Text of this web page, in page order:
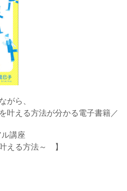
がら、
叶える方法が分かる電子書籍／
ル講座
える方法～ 】